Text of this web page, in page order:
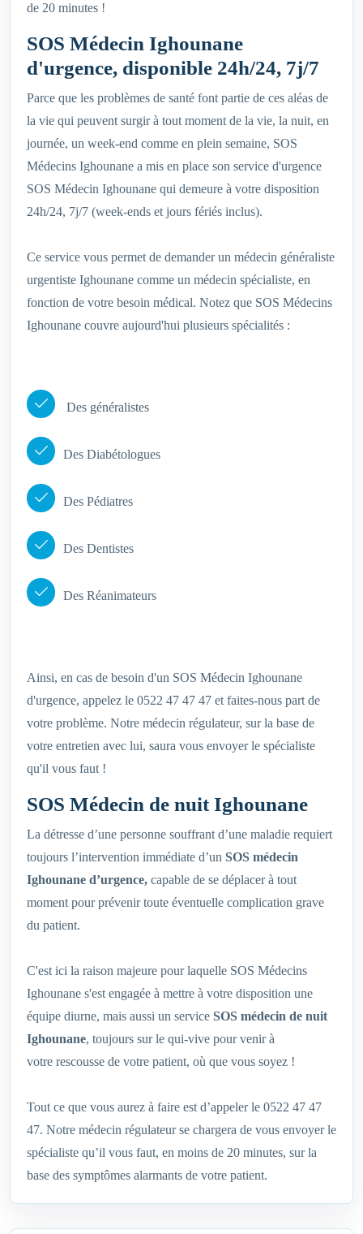
de 20 minutes !
SOS Médecin Ighounane
d'urgence, disponible 24h/24, 7j/7
Parce que les problèmes de santé font partie de ces aléas de
la vie qui peuvent surgir à tout moment de la vie, la nuit, en
journée, un week-end comme en plein semaine, SOS
Médecins Ighounane a mis en place son service d'urgence
SOS Médecin Ighounane qui demeure à votre disposition
24h/24, 7j/7 (week-ends et jours fériés inclus).
Ce service vous permet de demander un médecin généraliste
urgentiste Ighounane comme un médecin spécialiste, en
fonction de votre besoin médical. Notez que SOS Médecins
Ighounane couvre aujourd'hui plusieurs spécialités :
Des généralistes
Des Diabétologues
Des Pédiatres
Des Dentistes
Des Réanimateurs
Ainsi, en cas de besoin d'un SOS Médecin Ighounane
d'urgence, appelez le 0522 47 47 47 et faites-nous part de
votre problème. Notre médecin régulateur, sur la base de
votre entretien avec lui, saura vous envoyer le spécialiste
qu'il vous faut !
SOS Médecin de nuit Ighounane
La détresse d’une personne souffrant d’une maladie requiert
toujours l’intervention immédiate d’un SOS médecin
Ighounane d’urgence, capable de se déplacer à tout
moment pour prévenir toute éventuelle complication grave
du patient.
C'est ici la raison majeure pour laquelle SOS Médecins
Ighounane s'est engagée à mettre à votre disposition une
équipe diurne, mais aussi un service SOS médecin de nuit
Ighounane, toujours sur le qui-vive pour venir à
votre rescousse de votre patient, où que vous soyez !
Tout ce que vous aurez à faire est d’appeler le 0522 47 47
47. Notre médecin régulateur se chargera de vous envoyer le
spécialiste qu’il vous faut, en moins de 20 minutes, sur la
base des symptômes alarmants de votre patient.